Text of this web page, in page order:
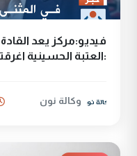
فيديو:مركز يعد
:العتبة الحسينية
وكالة نون